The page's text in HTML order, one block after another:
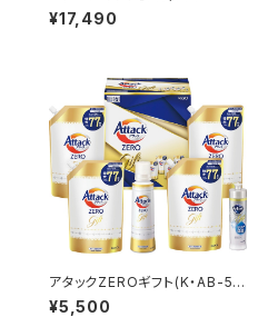
ス】紫苑
¥17,490
アタックZEROギフト(K・AB-5
0)
¥5,500